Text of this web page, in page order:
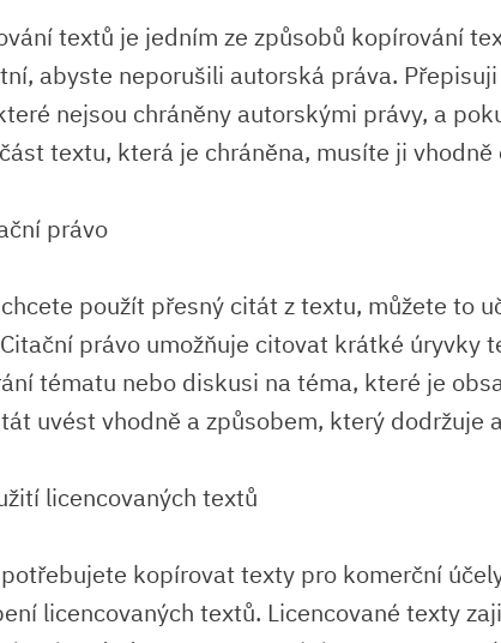
textů je jedním ze způsobů kopírování
abyste neporušili autorská práva.
nejsou chráněny autorskými právy, a
textu, která je chráněna, musíte ji vhodně
právo
použít přesný citát z textu, můžete to
právo umožňuje citovat krátké úryvky
tématu nebo diskusi na téma, které je
uvést vhodně a způsobem, který dodržuje
licencovaných textů
kopírovat texty pro komerční
licencovaných textů. Licencované texty